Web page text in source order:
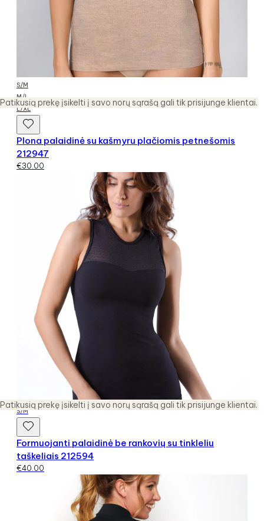
Patikusią prekę įsikelti į savo norų sąrašą gali tik prisijunge klientai.
Patikusią prekę įsikelti į savo norų sąrašą gali tik prisijunge klientai.
S/M
M/L
L/XL
Plona palaidinė su kašmyru plačiomis petnešomis
212947
€30.00
S/M
Formuojanti palaidinė be rankovių su tinkleliu
taškeliais 212594
€40.00